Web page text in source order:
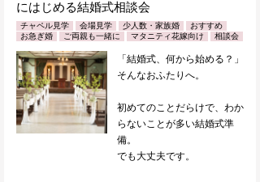
にはじめる結婚式相談会
チャペル見学 会場見学 少人数・家族婚
おすすめ
お急ぎ婚
ご両親も一緒に マタニティ花嫁向け 相談会
「結婚式、何から始める？」
そんなおふたりへ。
初めてのことだらけで、わか
らないことが多い結婚式準
備。
でも大丈夫です。